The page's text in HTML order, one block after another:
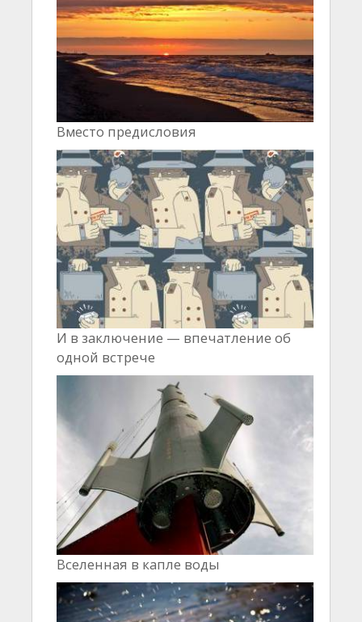
Вместо предисловия
И в заключение — впечатление об
одной встрече
Вселенная в капле воды